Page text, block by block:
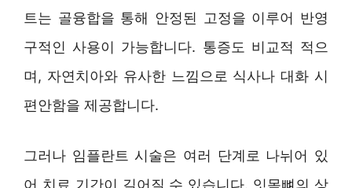
트는 골융합을 통해 안정된 고정을 이루어 반영
구적인 사용이 가능합니다. 통증도 비교적 적으
며, 자연치아와 유사한 느낌으로 식사나 대화 시
편안함을 제공합니다.
그러나 임플란트 시술은 여러 단계로 나뉘어 있
어 치료 기간이 길어질 수 있습니다. 잇몸뼈의 상